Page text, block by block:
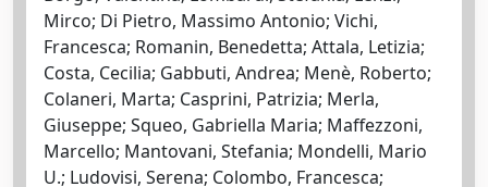
Mirco; Di Pietro, Massimo Antonio; Vichi,
Francesca; Romanin, Benedetta; Attala, Letizia;
Costa, Cecilia; Gabbuti, Andrea; Menè, Roberto;
Colaneri, Marta; Casprini, Patrizia; Merla,
Giuseppe; Squeo, Gabriella Maria; Maffezzoni,
Marcello; Mantovani, Stefania; Mondelli, Mario
U.; Ludovisi, Serena; Colombo, Francesca;